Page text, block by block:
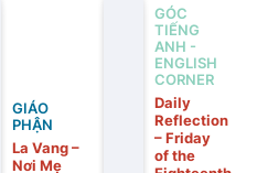
GIÁO
PHẬN
La Vang –
Nơi Mẹ
GÓC
TIẾNG
ANH -
ENGLISH
CORNER
Daily
Reflection
– Friday
of the